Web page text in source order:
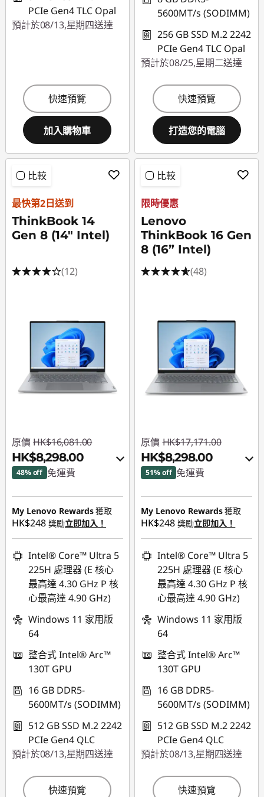
PCIe Gen4 TLC Opal
預計於08/13,星期四送達
快速預覽
加入購物車
5600MT/s (SODIMM)
256 GB SSD M.2 2242
PCIe Gen4 TLC Opal
預計於08/25,星期二送達
快速預覽
打造您的電腦
比較
最快第2日送到
ThinkBook 14
Gen 8 (14" Intel)
(12)
原價 HK$16,081.00
HK$8,298.00
48% off 免運費
即省 :-HK$7,377.00
或者
eCoupon Savings :-
HK$7,783.00
*Savings cannot be
combined
使用優惠券 :
FLASHSALE12
eCoupon limited to
3 units
My Lenovo Rewards獲取
HK$248 獎勵立即加入！
Intel® Core™ Ultra 5
225H 處理器 (E 核心
最高達 4.30 GHz P 核
心最高達 4.90 GHz)
Windows 11 家用版
64
整合式 Intel® Arc™
130T GPU
16 GB DDR5-
5600MT/s (SODIMM)
512 GB SSD M.2 2242
PCIe Gen4 QLC
預計於08/13,星期四送達
快速預覽
比較
限時優惠
Lenovo
ThinkBook 16 Gen
8 (16” Intel)
(48)
原價 HK$17,171.00
HK$8,298.00
51% off 免運費
即省 :-HK$8,380.00
或者
eCoupon Savings :-
HK$8,873.00
*Savings cannot be
combined
使用優惠券 :
FLASHSALE13
eCoupon limited to
3 units
My Lenovo Rewards獲取
HK$248 獎勵立即加入！
Intel® Core™ Ultra 5
225H 處理器 (E 核心
最高達 4.30 GHz P 核
心最高達 4.90 GHz)
Windows 11 家用版
64
整合式 Intel® Arc™
130T GPU
16 GB DDR5-
5600MT/s (SODIMM)
512 GB SSD M.2 2242
PCIe Gen4 QLC
預計於08/13,星期四送達
快速預覽